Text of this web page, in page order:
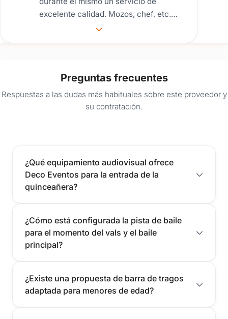
excelente calidad. Mozos, chef, etc.
Los postres super ricos y la
Preguntas frecuentes
Respuestas a las dudas más habituales sobre este proveedor y
su contratación.
¿Qué equipamiento audiovisual ofrece
Deco Eventos para la entrada de la
quinceañera?
¿Cómo está configurada la pista de baile
para el momento del vals y el baile
principal?
¿Existe una propuesta de barra de tragos
adaptada para menores de edad?